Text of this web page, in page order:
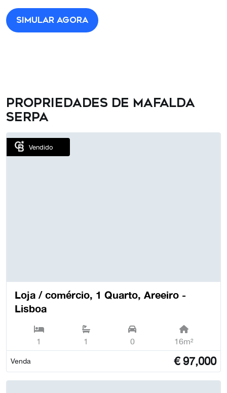
Simular agora
Propriedades de Mafalda
Serpa
Vendido
Loja / comércio, 1 Quarto, Areeiro -
Lisboa
1 1 0 16m²
Venda €97,000